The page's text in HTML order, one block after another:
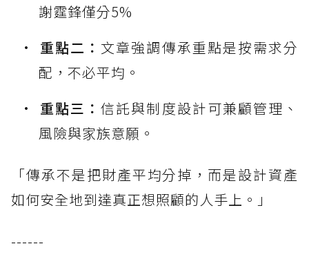
謝霆鋒僅分5%
重點二： 文章強調傳承重點是按需求分
配，不必平均。
重點三：信託與制度設計可兼顧管理、
風險與家族意願。
「傳承不是把財產平均分掉，而是設計資產
如何安全地到達真正想照顧的人手上。」
------